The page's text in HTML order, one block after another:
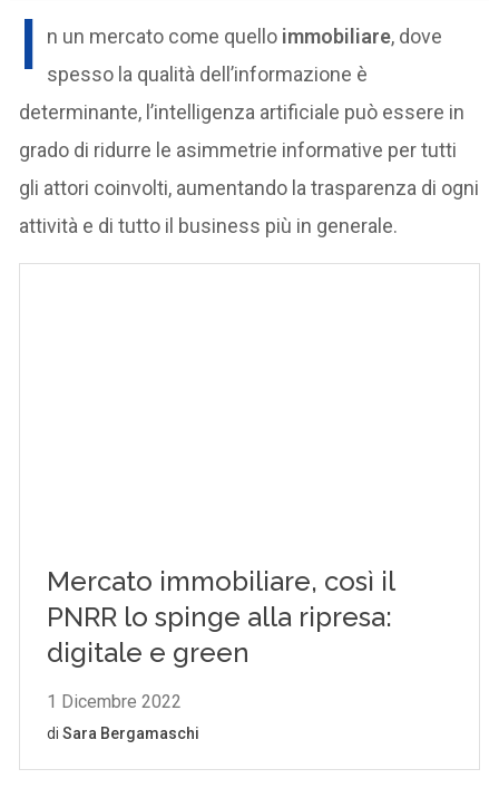
I n un mercato come quello immobiliare, dove
spesso la qualità dell’informazione è
determinante, l’intelligenza artificiale può essere in
grado di ridurre le asimmetrie informative per tutti
gli attori coinvolti, aumentando la trasparenza di ogni
attività e di tutto il business più in generale.